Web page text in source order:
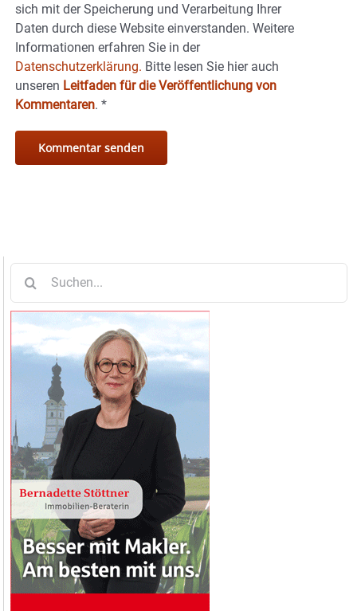
sich mit der Speicherung und Verarbeitung Ihrer
Daten durch diese Website einverstanden. Weitere
Informationen erfahren Sie in der
Datenschutzerklärung. Bitte lesen Sie hier auch
unseren Leitfaden für die Veröffentlichung von
Kommentaren. *
nach: